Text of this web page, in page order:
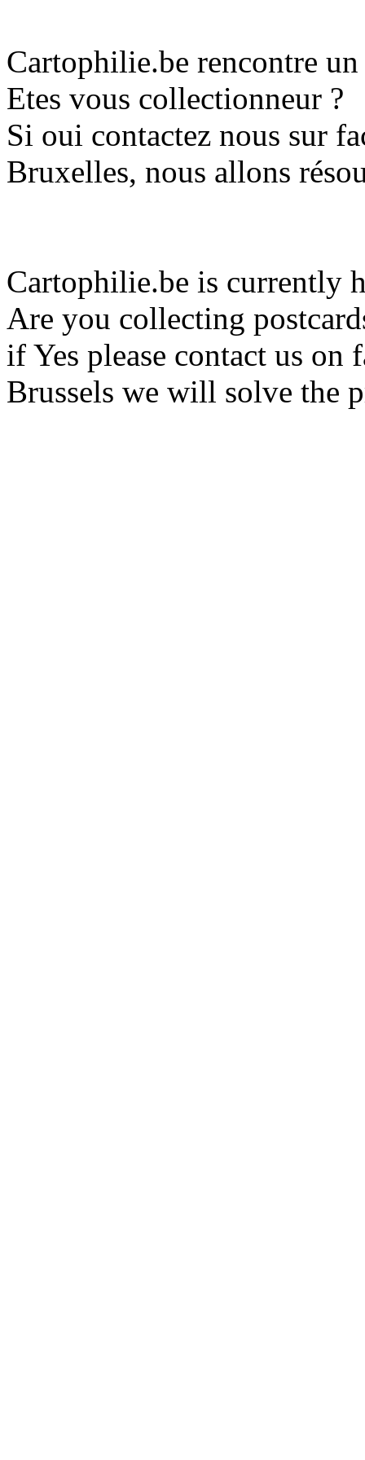
Cartophilie.be rencontre
Etes vous collectionneur ?
Si oui contactez nous sur
Bruxelles, nous allons
Cartophilie.be is currently
Are you collecting
if Yes please contact us
Brussels we will solve the